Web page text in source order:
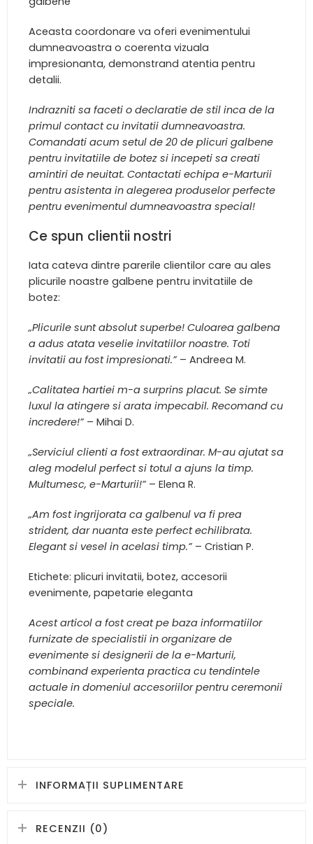
Aceasta coordonare va oferi evenimentului
dumneavoastra o coerenta vizuala
impresionanta, demonstrand atentia pentru
detalii.
Indrazniti sa faceti o declaratie de stil inca de la
primul contact cu invitatii dumneavoastra.
Comandati acum setul de 20 de plicuri galbene
pentru invitatiile de botez si incepeti sa creati
amintiri de neuitat. Contactati echipa e-Marturii
pentru asistenta in alegerea produselor perfecte
pentru evenimentul dumneavoastra special!
Ce spun clientii nostri
Iata cateva dintre parerile clientilor care au ales
plicurile noastre galbene pentru invitatiile de
botez:
„Plicurile sunt absolut superbe! Culoarea galbena
a adus atata veselie invitatiilor noastre. Toti
invitatii au fost impresionati.”– Andreea M.
„Calitatea hartiei m-a surprins placut. Se simte
luxul la atingere si arata impecabil. Recomand cu
incredere!”– Mihai D.
„Serviciul clienti a fost extraordinar. M-au ajutat sa
aleg modelul perfect si totul a ajuns la timp.
Multumesc, e-Marturii!”– Elena R.
„Am fost ingrijorata ca galbenul va fi prea
strident, dar nuanta este perfect echilibrata.
Elegant si vesel in acelasi timp.”– Cristian P.
Etichete: plicuri invitatii, botez, accesorii
evenimente, papetarie eleganta
Acest articol a fost creat pe baza informatiilor
furnizate de specialistii in organizare de
evenimente si designerii de la e-Marturii,
combinand experienta practica cu tendintele
actuale in domeniul accesoriilor pentru ceremonii
speciale.
INFORMAȚII SUPLIMENTARE
RECENZII (0)